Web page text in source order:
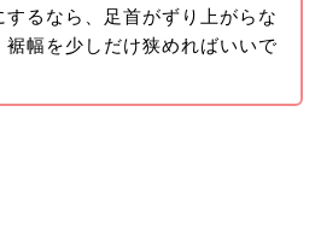
するなら、足首がずり上がらな
幅を少しだけ狭めればいいで